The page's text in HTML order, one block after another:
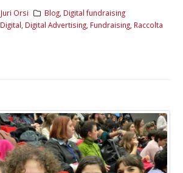
Juri Orsi Blog Digital fundraising
Digital Digital Advertising, Fundraising, Raccolta